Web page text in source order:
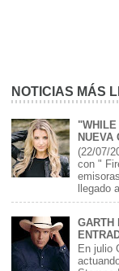
NOTICIAS MÁS
NUEVA
(22/07/
con "
llegado
GARTH
En julio